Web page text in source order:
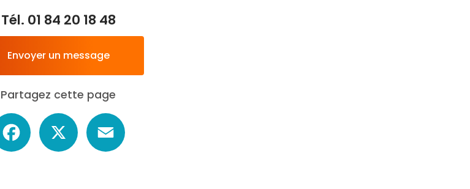
Tél. 01 84 20 18 48
Envoyer un message
Partagez cette page
Facebook